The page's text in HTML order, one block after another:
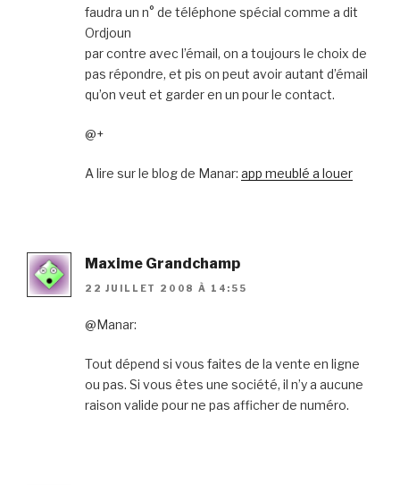
faudra un n° de téléphone spécial comme a dit
Ordjoun
par contre avec l’émail, on a toujours le choix de
pas répondre, et pis on peut avoir autant d’émail
qu’on veut et garder en un pour le contact.
@+
A lire sur le blog de Manar: app meublé a louer
Maxime Grandchamp
22 JUILLET 2008 À 14:55
@Manar:
Tout dépend si vous faites de la vente en ligne
ou pas. Si vous êtes une société, il n’y a aucune
raison valide pour ne pas afficher de numéro.